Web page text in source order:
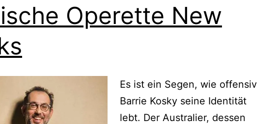
Operette New
Es ist ein Segen, wie offensiv
Barrie Kosky seine Identität
lebt. Der Australier, dessen